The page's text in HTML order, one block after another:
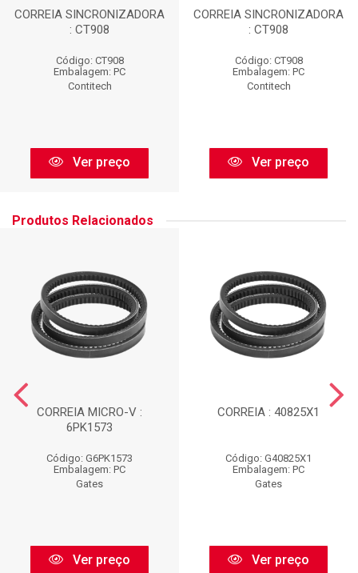
CORREIA SINCRONIZADORA
: CT908
Código: CT908
Embalagem: PC
Contitech
Ver preço
CORREIA SINCRONIZADORA
: CT908
Código: CT908
Embalagem: PC
Contitech
Ver preço
Produtos Relacionados
CORREIA MICRO-V :
6PK1573
Código: G6PK1573
Embalagem: PC
Gates
Ver preço
CORREIA : 40825X1
Código: G40825X1
Embalagem: PC
Gates
Ver preço